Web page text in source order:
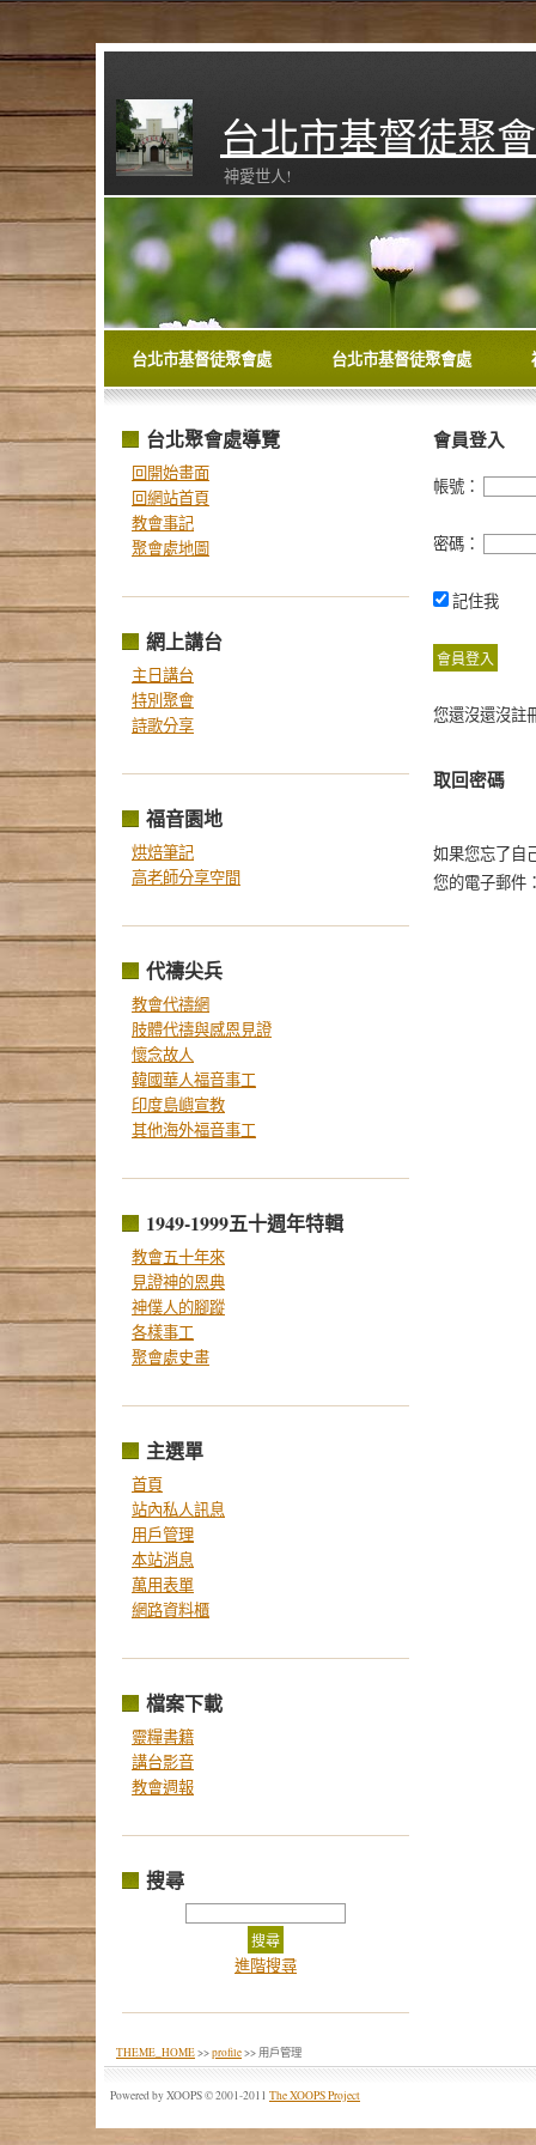
台北市基督徒聚
神愛世人!
台北市基督徒聚會處 台北市基督徒聚會處
台北聚會處導覽
回開始畫面
回網站首頁
教會事記
聚會處地圖
網上講台
主日講台
特別聚會
詩歌分享
福音園地
烘焙筆記
高老師分享空間
代禱尖兵
教會代禱網
肢體代禱與感恩見證
懷念故人
韓國華人福音事工
印度島嶼宣教
其他海外福音事工
1949-1999五十週年特輯
教會五十年來
見證神的恩典
神僕人的腳蹤
各樣事工
聚會處史畫
主選單
首頁
站內私人訊息
用戶管理
本站消息
萬用表單
網路資料櫃
檔案下載
靈糧書籍
講台影音
教會週報
搜尋
進階搜尋
會員登入
帳號：
密碼：
記住我
您還沒還沒註
取回密碼
如果您忘了自
您的電子郵件
THEME_HOME>>profile>> 用戶管理
Powered by XOOPS © 2001-2011 The XOOPS Project